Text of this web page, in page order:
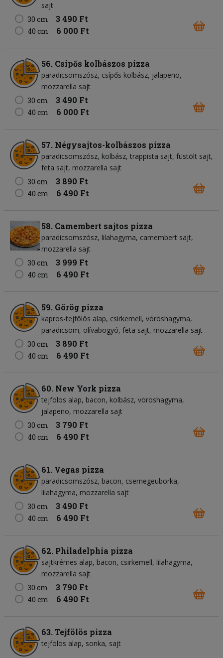
sajt
30 cm
3 490 Ft
40 cm 6 000 Ft
56. Csípős kolbászos pizza
paradicsomszósz csípős kolbász jalapeno
mozzarella sajt
30 cm
3 490 Ft
40 cm 6 000 Ft
57. Négysajtos-kolbászos pizza
paradicsomszósz kolbász trappista sajt füstölt sajt
feta sajt mozzarella sajt
30 cm
3 890 Ft
40 cm 6 490 Ft
58. Camembert sajtos pizza
paradicsomszósz lilahagyma camembert sajt
mozzarella sajt
30 cm
3 999 Ft
40 cm 6 490 Ft
59. Görög pizza
kapros-tejfölös alap csirkemell vöröshagyma
paradicsom olívabogyó feta sajt mozzarella sajt
30 cm
3 890 Ft
40 cm 6 490 Ft
60. New York pizza
tejfölös alap bacon kolbász vöröshagyma
jalapeno mozzarella sajt
30 cm
3 790 Ft
40 cm 6 490 Ft
61. Vegas pizza
paradicsomszósz bacon csemegeuborka
lilahagyma mozzarella sajt
30 cm
3 490 Ft
40 cm 6 490 Ft
62. Philadelphia pizza
sajtkrémes alap bacon csirkemell lilahagyma
mozzarella sajt
30 cm
3 790 Ft
40 cm 6 490 Ft
63. Tejfölös pizza
tejfölös alap sonka sajt